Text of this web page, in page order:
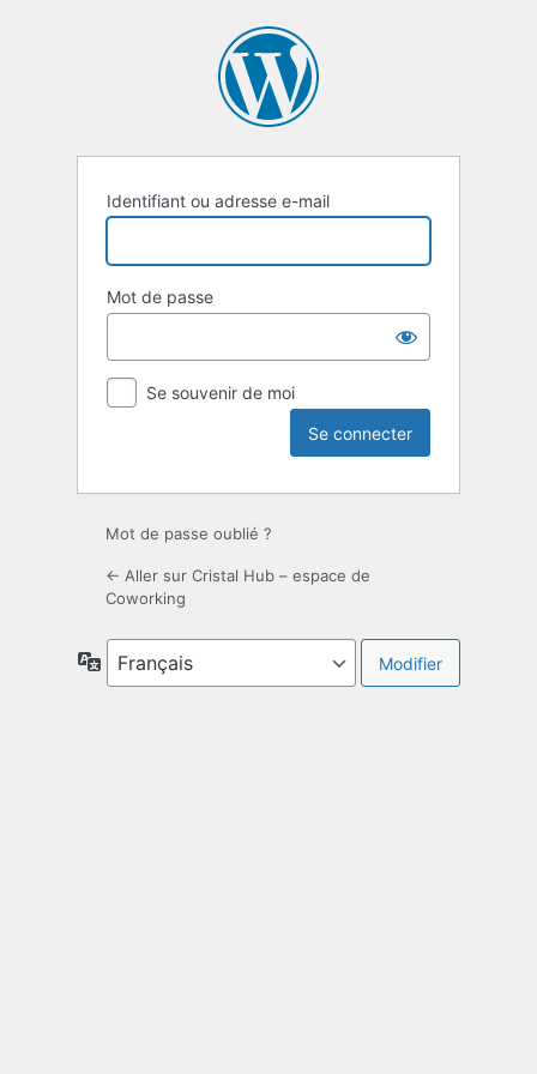
Identifiant ou adresse e-mail
Mot de passe
Se souvenir de moi
Mot de passe oublié ?
← Aller sur Cristal Hub – espace de
Coworking
Langue